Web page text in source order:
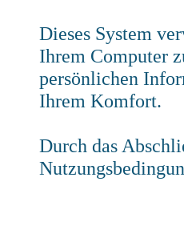
Dieses System
Ihrem Computer
persönlichen
Ihrem Komfort.
Durch das